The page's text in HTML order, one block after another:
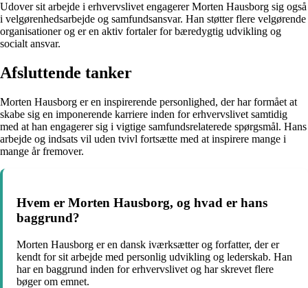
Udover sit arbejde i erhvervslivet engagerer Morten Hausborg sig også
i velgørenhedsarbejde og samfundsansvar. Han støtter flere velgørende
organisationer og er en aktiv fortaler for bæredygtig udvikling og
socialt ansvar.
Afsluttende tanker
Morten Hausborg er en inspirerende personlighed, der har formået at
skabe sig en imponerende karriere inden for erhvervslivet samtidig
med at han engagerer sig i vigtige samfundsrelaterede spørgsmål. Hans
arbejde og indsats vil uden tvivl fortsætte med at inspirere mange i
mange år fremover.
Hvem er Morten Hausborg, og hvad er hans
baggrund?
Morten Hausborg er en dansk iværksætter og forfatter, der er
kendt for sit arbejde med personlig udvikling og lederskab. Han
har en baggrund inden for erhvervslivet og har skrevet flere
bøger om emnet.